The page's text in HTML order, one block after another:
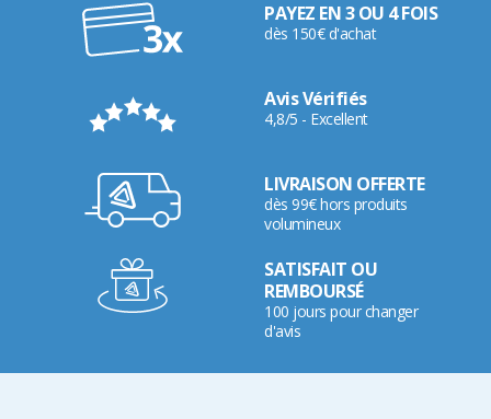
PAYEZ EN 3 OU 4 FOIS
dès 150€ d'achat
Avis Vérifiés
4,8/5 - Excellent
LIVRAISON OFFERTE
dès 99€ hors produits
volumineux
SATISFAIT OU
REMBOURSÉ
100 jours pour changer
d'avis